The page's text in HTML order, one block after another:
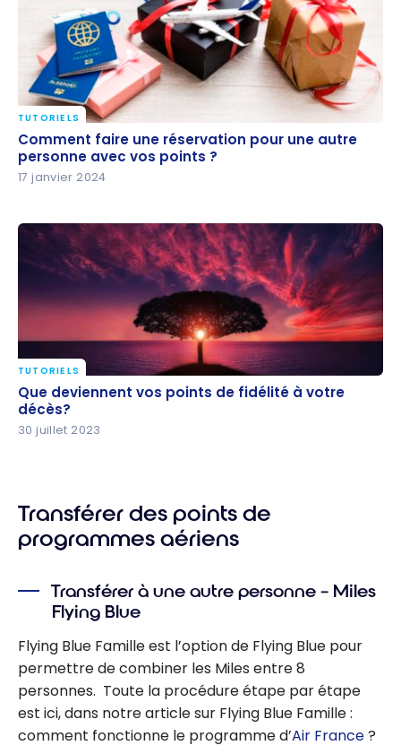
Comment faire une réservation pour une autre
personne avec vos points ?
TUTORIELS
Comment faire une réservation pour une autre
personne avec vos points ?
17 janvier 2024
Que deviennent vos points de fidélité à votre
décès?
TUTORIELS
Que deviennent vos points de fidélité à votre
décès?
30 juillet 2023
Transférer des points de
programmes aériens
Transférer à une autre personne – Miles
Flying Blue
Flying Blue Famille est l’option de Flying Blue pour
permettre de combiner les Miles entre 8
personnes. Toute la procédure étape par étape
est ici, dans notre article sur Flying Blue Famille :
comment fonctionne le programme d’Air France?